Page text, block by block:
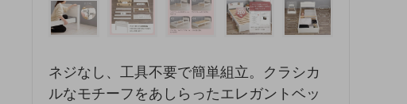
ネジなし、工具不要で簡単組立。クラシカ
ルなモチーフをあしらったエレガントベッ